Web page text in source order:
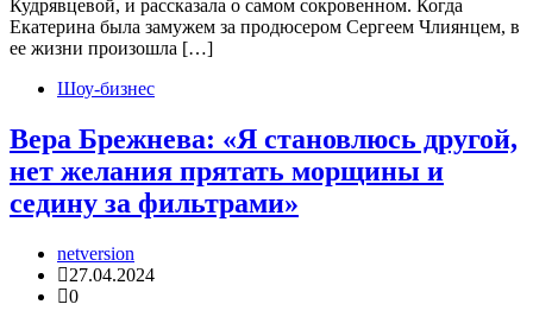
Кудрявцевой, и рассказала о самом сокровенном. Когда
Екатерина была замужем за продюсером Сергеем Члиянцем, в
ее жизни произошла […]
Шоу-бизнес
Вера Брежнева: «Я становлюсь другой,
нет желания прятать морщины и
седину за фильтрами»
netversion
27.04.2024
0